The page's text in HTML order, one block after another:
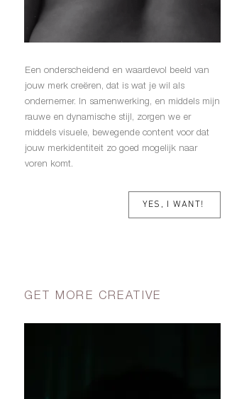
Een onderscheidend en waardevol beeld van
jouw merk creëren, dat is wat je wil als
ondernemer. In samenwerking, en middels mijn
rauwe en dynamische stijl, zorgen we er
middels visuele, bewegende content voor dat
jouw merkidentiteit zo goed mogelijk naar
voren komt.
YES, I WANT!
GET MORE CREATIVE